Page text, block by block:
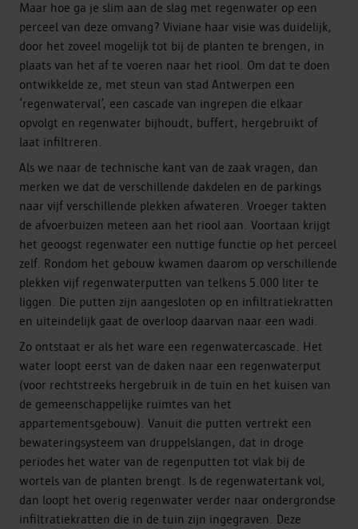
Maar hoe ga je slim aan de slag met regenwater op een
perceel van deze omvang? Viviane haar visie was duidelijk,
door het zoveel mogelijk tot bij de planten te brengen, in
plaats van het af te voeren naar het riool. Om dat te doen
ontwikkelde ze, met steun van stad Antwerpen een
‘regenwaterval’, een cascade van ingrepen die elkaar
opvolgt en regenwater bijhoudt, buffert, hergebruikt of
laat infiltreren.
Als we naar de technische kant van de zaak vragen, dan
merken we dat de verschillende dakdelen en de parkings
naar vijf verschillende plekken afwateren. Vroeger takten
de afvoerbuizen meteen aan het riool aan. Voortaan krijgt
het geoogst regenwater een nuttige functie op het perceel
zelf. Rondom het gebouw kwamen daarom op verschillende
plekken vijf regenwaterputten van telkens 5.000 liter te
liggen. Die putten zijn aangesloten op en infiltratiekratten
en uiteindelijk gaat de overloop daarvan naar een wadi.
Zo ontstaat er als het ware een regenwatercascade. Het
water loopt eerst van de daken naar een regenwaterput
(voor rechtstreeks hergebruik in de tuin en het kuisen van
de gemeenschappelijke ruimtes van het
appartementsgebouw). Vanuit die putten vertrekt een
bewateringsysteem van druppelslangen, dat in droge
periodes het water van de regenputten tot vlak bij de
wortels van de planten brengt. Is de regenwatertank vol,
dan loopt het overig regenwater verder naar ondergrondse
infiltratiekratten die in de tuin zijn ingegraven. Deze